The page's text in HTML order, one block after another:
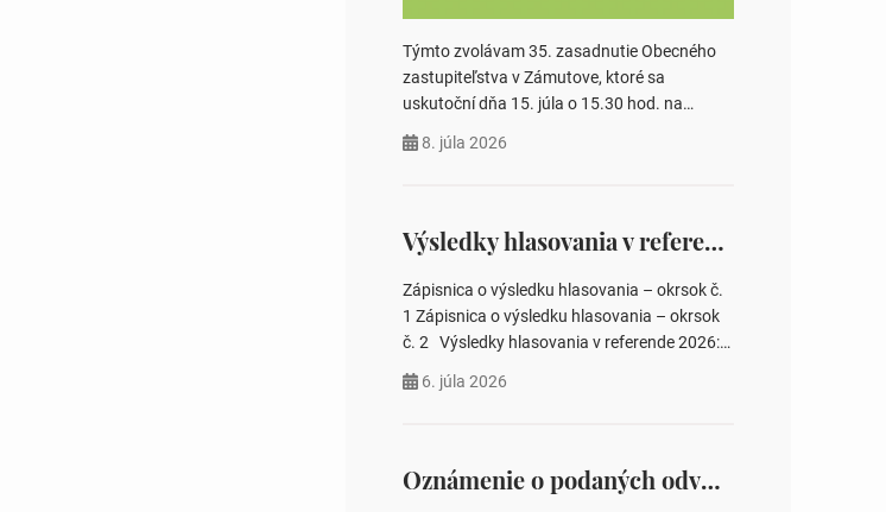
Týmto zvolávam 35. zasadnutie Obecného
zastupiteľstva v Zámutove, ktoré sa
uskutoční dňa 15. júla o 15.30 hod. na
Schválenie programu rokovania 2.
voľby poslancov obecných zastupiteľstiev,
počtu poslancov obecných zastupiteľstiev v
nich 4. Schválenie odpredaja obecného
pozemku –…
8. júla 2026
Výsledky hlasovania v referende 2026
Zápisnica o výsledku hlasovania – okrsok č.
1 Zápisnica o výsledku hlasovania – okrsok
č. 2 Výsledky hlasovania v referende 2026:
na hlasovaní https://www.volbysr.sk/…
6. júla 2026
Oznámenie o podaných odvolaniach a upovedomenie účastníkov konania o obsahu podaných odvolani – Verejná vyhláška